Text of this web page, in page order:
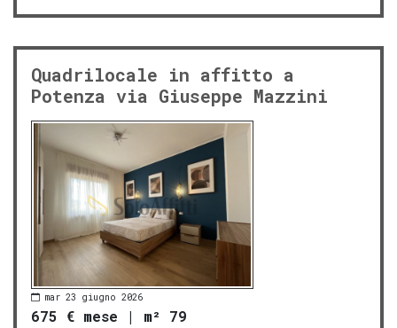
Quadrilocale in affitto a
Potenza via Giuseppe Mazzini
mar 23 giugno 2026
675 € mese | m² 79